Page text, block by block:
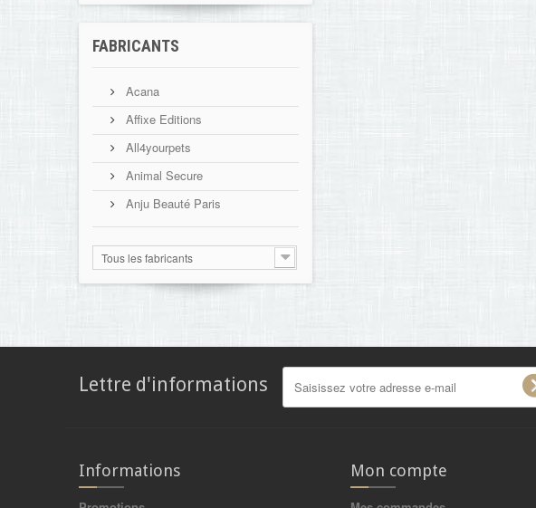
FABRICANTS
Acana
Affixe Editions
All4yourpets
Animal Secure
Anju Beauté Paris
Tous les fabricants
Lettre d'informations
Informations Mon compte